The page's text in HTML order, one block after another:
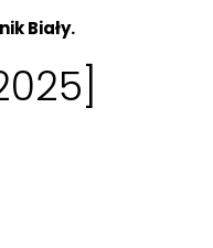
Biały.